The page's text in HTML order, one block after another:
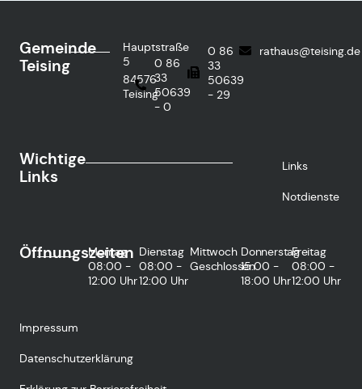
Gemeinde
Teising
Hauptstraße
5
84576
Teising
0 86
33
50639
- 0
0 86
33
50639
- 29
rathaus@teising.de
Wichtige
Links
Links
Notdienste
Öffnungszeiten
Montag
08:00 -
12:00 Uhr
Dienstag
08:00 -
12:00 Uhr
Mittwoch
Geschlossen
Donnerstag
15:00 -
18:00 Uhr
Freitag
08:00 -
12:00 Uhr
Impressum
Datenschutzerklärung